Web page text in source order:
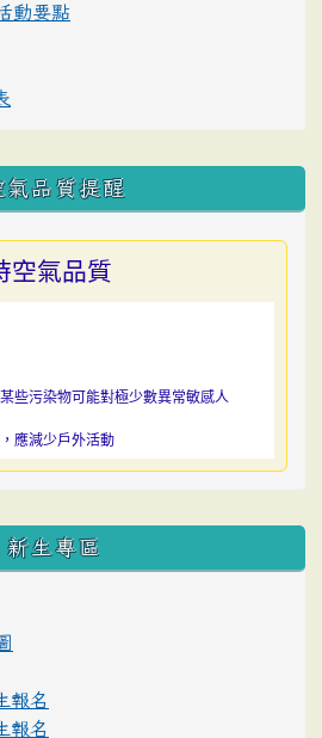
動要點
氣品質提醒
空氣品質
些污染物可能對極少數異常敏感人
應減少戶外活動
新生專區
報名
報名